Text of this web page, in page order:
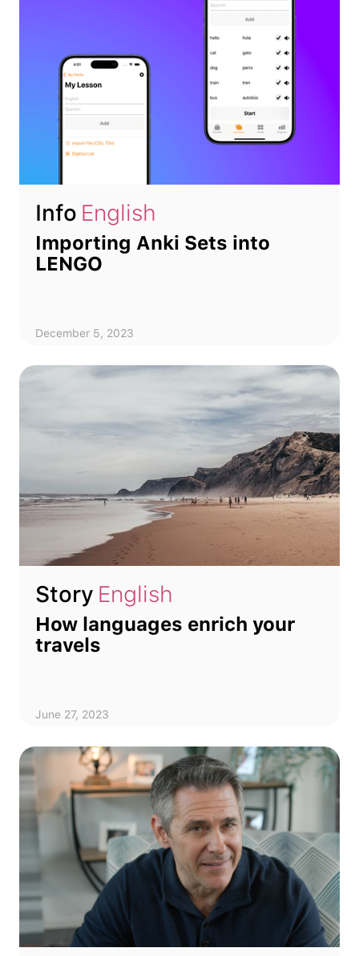
Info English
Importing Anki Sets into
LENGO
December 5, 2023
Story English
How languages enrich your
travels
June 27, 2023